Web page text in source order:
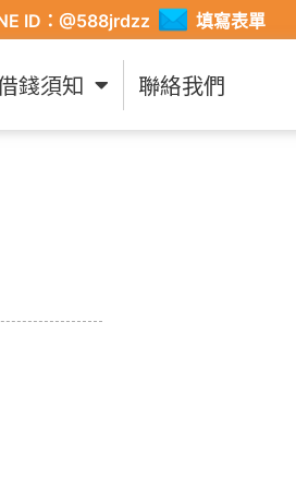
ID：@588jrdzz 填寫表單
錢須知 聯絡我們